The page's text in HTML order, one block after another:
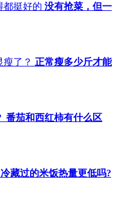
没有抢菜，但一
正常瘦多少斤才能
番茄和西红柿有什么区
冷藏过的米饭热量更低吗?